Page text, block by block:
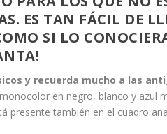
ES TAN FÁCIL DE
SI LO
y recuerda mucho a las
en negro, blanco y azul
presente también en el cuadro